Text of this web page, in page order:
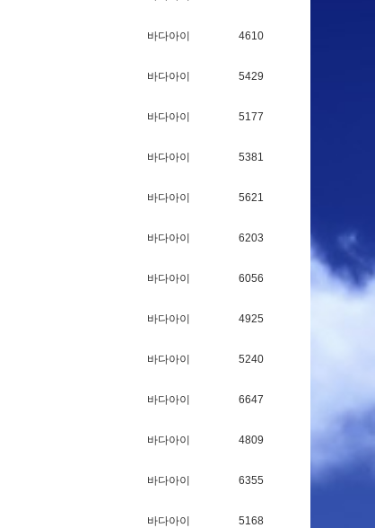
바다아이 4610
바다아이 5429
바다아이 5177
바다아이 5381
바다아이 5621
바다아이 6203
바다아이 6056
바다아이 4925
바다아이 5240
바다아이 6647
바다아이 4809
바다아이 6355
바다아이 5168